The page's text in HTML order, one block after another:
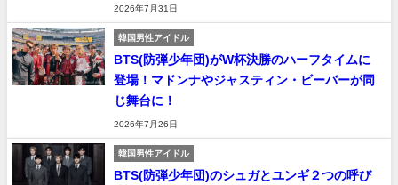
2026年7月31日
韓国男性アイドル
BTS(防弾少年団)がW杯決勝のハーフタイムに
登場！マドンナやジャスティン・ビーバーが同
じ舞台に！
2026年7月26日
韓国男性アイドル
BTS(防弾少年団)のシュガとユンギ２つの呼び